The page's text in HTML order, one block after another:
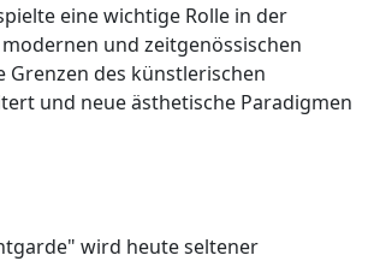
eine wichtige Rolle in der
und zeitgenössischen
Grenzen des künstlerischen
und neue ästhetische Paradigmen
wird heute seltener